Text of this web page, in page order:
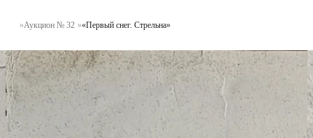
Аукцион № 32 «Первый снег. Стрельна»